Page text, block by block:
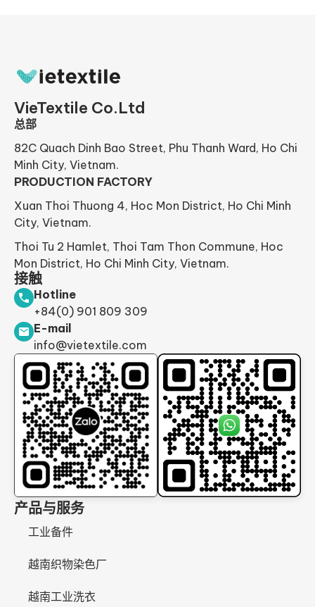
VieTextile Co.Ltd
总部
82C Quach Dinh Bao Street, Phu Thanh Ward, Ho Chi
Minh City, Vietnam.
PRODUCTION FACTORY
Xuan Thoi Thuong 4, Hoc Mon District, Ho Chi Minh
City, Vietnam.
Thoi Tu 2 Hamlet, Thoi Tam Thon Commune, Hoc
Mon District, Ho Chi Minh City, Vietnam.
接触
Hotline
+84(0) 901 809 309
E-mail
info@vietextile.com
产品与服务
工业备件
越南织物染色厂
越南工业洗衣